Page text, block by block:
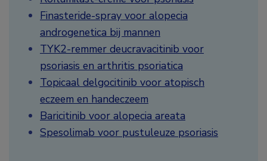
Finasteride-spray voor alopecia
androgenetica bij mannen
TYK2-remmer deucravacitinib voor
psoriasis en arthritis psoriatica
Topicaal delgocitinib voor atopisch
eczeem en handeczeem
Baricitinib voor alopecia areata
Spesolimab voor pustuleuze psoriasis